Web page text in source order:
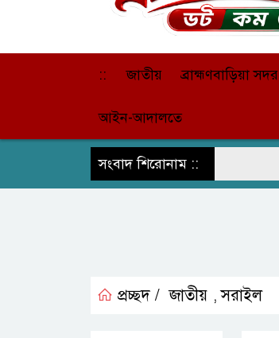
:: জাতীয় ব্রাহ্মণবাড়িয়া সদর
আইন-আদালতে
সংবাদ শিরোনাম ::
প্রচ্ছদ / জাতীয় ,সরাইল